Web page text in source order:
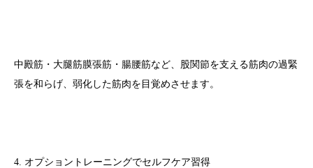
中殿筋・大腿筋膜張筋・腸腰筋など、股関節を支える筋肉の過緊
張を和らげ、弱化した筋肉を目覚めさせます。
4. オプショントレーニングでセルフケア習得